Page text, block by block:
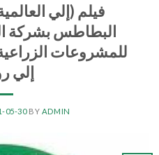
فيلم (إلي
البطاطس بشركة
للمشروعات
إلي
05-30BY ADMIN